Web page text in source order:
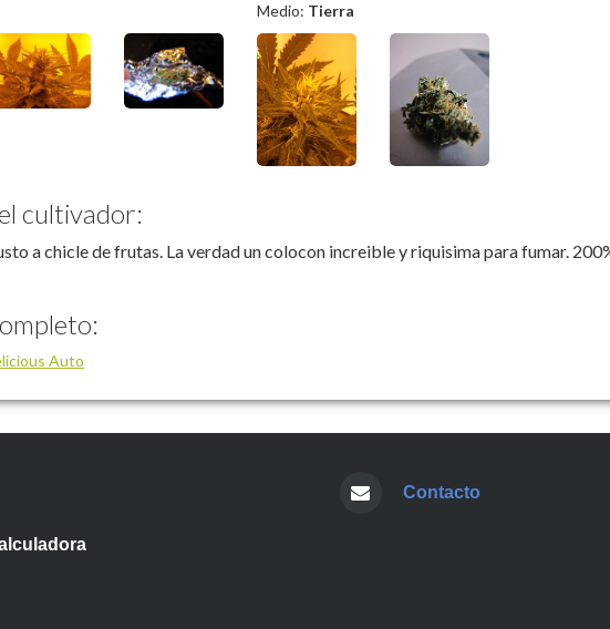
Medio: Tierra
cultivador:
a chicle de frutas. La verdad un colocon increible y riquisima para fumar.
Auto
Contacto